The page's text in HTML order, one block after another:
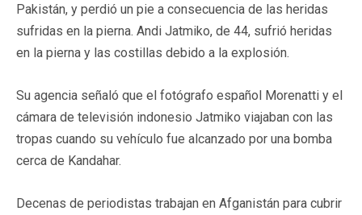
Pakistán, y perdió un pie a consecuencia de las heridas
sufridas en la pierna. Andi Jatmiko, de 44, sufrió heridas
en la pierna y las costillas debido a la explosión.
Su agencia señaló que el fotógrafo español Morenatti y el
cámara de televisión indonesio Jatmiko viajaban con las
tropas cuando su vehículo fue alcanzado por una bomba
cerca de Kandahar.
Decenas de periodistas trabajan en Afganistán para cubrir